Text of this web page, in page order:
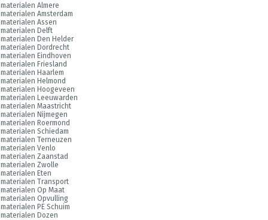
Almere
Amsterdam
Assen
Delft
Den Helder
Dordrecht
Eindhoven
Friesland
Haarlem
Helmond
Hoogeveen
Leeuwarden
Maastricht
Nijmegen
Roermond
Schiedam
Terneuzen
Venlo
Zaanstad
Zwolle
Eten
Transport
Op Maat
Opvulling
PE Schuim
Dozen